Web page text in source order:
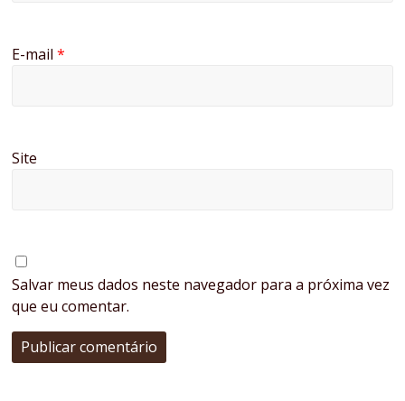
E-mail*
Site
Salvar meus dados neste navegador para a próxima vez
que eu comentar.